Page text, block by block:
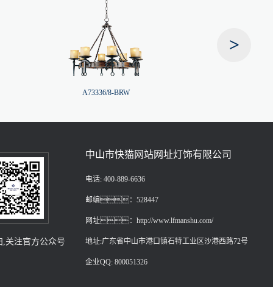
A73336/8-BRW
>
,关注官方公众号
中山市快猫网站网址灯饰有限公司
电话: 400-889-6636
邮编：528447
网址：http://www.lfmanshu.com/
地址:广东省中山市港口镇石特工业区沙港西路72号
企业QQ: 800051326